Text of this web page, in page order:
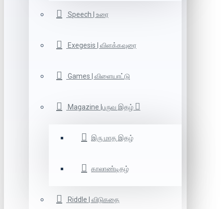
Speech | உரை
Exegesis | விளக்கவுரை
Games | விளையாட்டு
Magazine |பருவ இதழ்
இரு மாத இதழ்
காலாண்டிதழ்
Riddle | விடுகதை